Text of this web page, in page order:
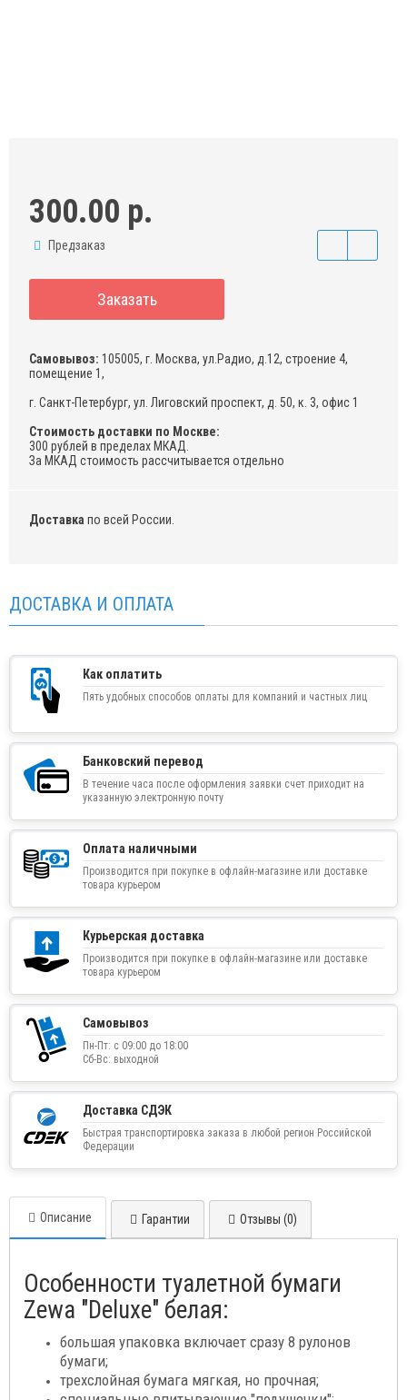
300.00 р.
Предзаказ
Заказать
Самовывоз: 105005, г. Москва, ул.Радио, д.12, строение 4,
помещение 1,
г. Санкт-Петербург, ул. Лиговский проспект, д. 50, к. 3, офис 1
Стоимость доставки по Москве:
300 рублей в пределах МКАД.
За МКАД стоимость рассчитывается отдельно
Доставка по всей России.
ДОСТАВКА И ОПЛАТА
Как оплатить
Пять удобных способов оплаты для компаний и частных лиц
Банковский перевод
В течение часа после оформления заявки счет приходит на
указанную электронную почту
Оплата наличными
Производится при покупке в офлайн-магазине или доставке
товара курьером
Курьерская доставка
Производится при покупке в офлайн-магазине или доставке
товара курьером
Самовывоз
Пн-Пт: с 09:00 до 18:00
Сб-Вс: выходной
Доставка СДЭК
Быстрая транспортировка заказа в любой регион Российской
Федерации
Описание Гарантии Отзывы (0)
Особенности туалетной бумаги
Zewa "Deluxe" белая:
большая упаковка включает сразу 8 рулонов
бумаги;
трехслойная бумага мягкая, но прочная;